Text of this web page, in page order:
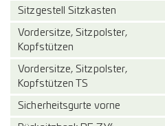
Sitzgestell Sitzkasten
Vordersitze, Sitzpolster,
Kopfstützen
Vordersitze, Sitzpolster,
Kopfstützen TS
Sicherheitsgurte vorne